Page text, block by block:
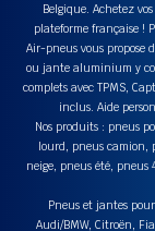
Belgique. Achetez
plateforme française !
Air-pneus vous propose
ou jante aluminium y
complets avec TPMS,
inclus. Aide
Nos produits : pneus
lourd, pneus camion,
neige, pneus été,
Pneus et jantes
Audi/BMW, Citroën,